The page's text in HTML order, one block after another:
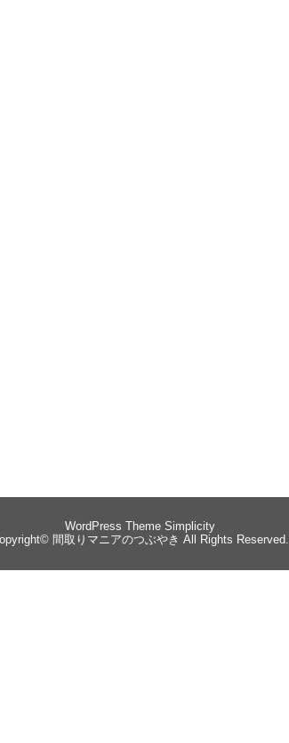
WordPress Theme Simplicity
間取りマニアのつぶやき All Rights Reserved.